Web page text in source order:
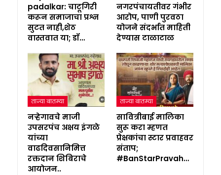
padalkar: चाटूगिरी
करून समाजाचा प्रश्न
सुटत नाही,शेठ
वास्तवात या; डॉ…
नगरपंचायतीवर गंभीर
आरोप, पाणी पुरवठा
योजने संदर्भात माहिती
देण्यास टाळाटाळ
ताज्या बातम्या
नऱ्हेगावचे माजी
उपसरपंच अक्षय इंगळे
यांच्या
वाढदिवसानिमित्त
रक्तदान शिबिराचे
आयोजन..
ताज्या बातम्या
सावित्रीबाई मालिका
सुरू करा म्हणत
प्रेक्षकांचा स्टार प्रवाहवर
संताप;
#BanStarPravah…